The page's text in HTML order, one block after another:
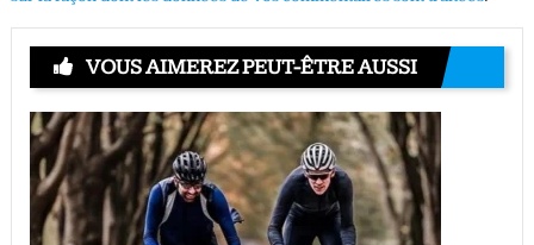
VOUS AIMEREZ PEUT-ÊTRE AUSSI